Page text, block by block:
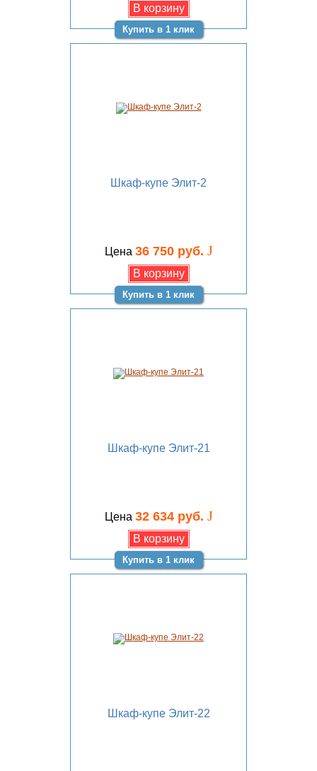
Купить в 1 клик
Шкаф-купе Элит-2
Цена 36 750 руб. J
Купить в 1 клик
Шкаф-купе Элит-21
Цена 32 634 руб. J
Купить в 1 клик
Шкаф-купе Элит-22